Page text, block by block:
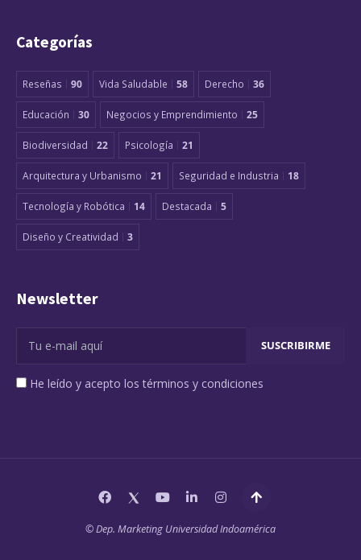
Categorías
Reseñas 90 Vida Saludable 58 Derecho 36
Educación 30 Negocios y Emprendimiento 25
Biodiversidad 22 Psicología 21
Arquitectura y Urbanismo 21 Seguridad e Industria 18
Tecnología y Robótica 14 Destacada 5
Diseño y Creatividad 3
Newsletter
He leído y acepto los términos y condiciones
© Dep. Marketing Universidad Indoamérica